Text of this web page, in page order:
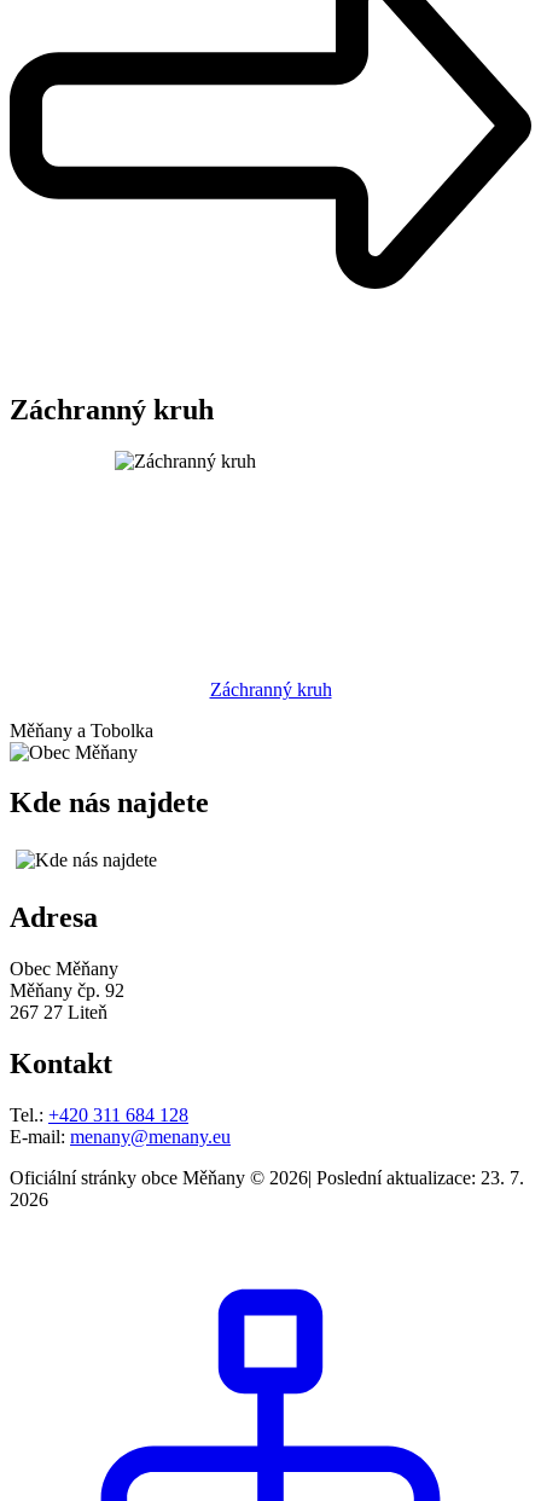
Záchranný kruh
Záchranný kruh
Měňany a Tobolka
Kde nás najdete
Adresa
Obec Měňany
Měňany čp. 92
267 27 Liteň
Kontakt
Tel.: +420 311 684 128
E-mail: menany@menany.eu
Oficiální stránky obce Měňany © 2026| Poslední aktualizace: 23. 7.
2026